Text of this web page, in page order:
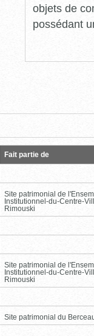
objets de
possédant
Fait partie de
Site patrimonial de
Institutionnel-du-Centre-
Rimouski
Site patrimonial de
Institutionnel-du-Centre-
Rimouski
Site patrimonial du